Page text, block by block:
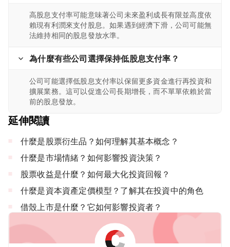
高股息支付率可能意味著公司未來盈利成長有限並高度依
賴現有利潤來支付股息。如果遇到經濟下滑，公司可能無
法維持相同的股息發放水準。
為什麼有些公司選擇保持低股息支付率？
公司可能選擇低股息支付率以保留更多資金進行再投資和
擴展業務。這可以促進公司長期增長，而不單單依賴於當
前的股息發放。
延伸閱讀
什麼是股票衍生品？如何理解其基本概念？
什麼是市場情緒？如何影響投資決策？
股票收益是什麼？如何最大化投資回報？
什麼是資本資產定價模型？了解其在投資中的角色
借殼上市是什麼？它如何影響投資者？